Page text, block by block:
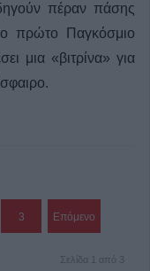
πέραν πάσης
πρώτο Παγκόσμιο
μια «βιτρίνα» για
3 Επόμενο
Σελίδα 1 από 3